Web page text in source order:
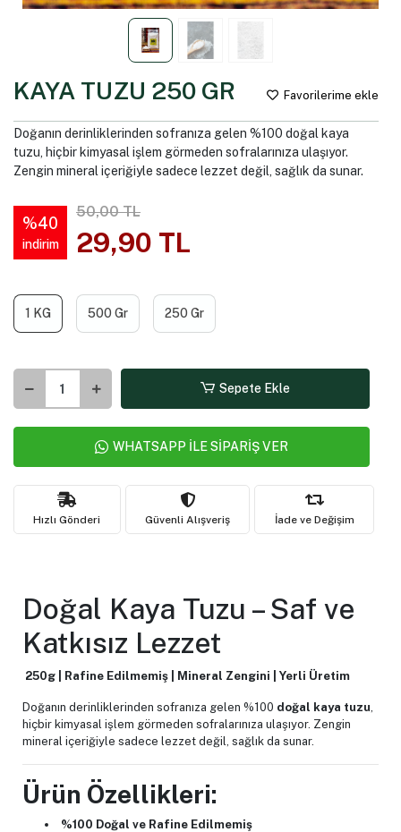
KAYA TUZU 250 GR Favorilerime ekle
Doğanın derinliklerinden sofranıza gelen %100 doğal kaya
tuzu, hiçbir kimyasal işlem görmeden sofralarınıza ulaşıyor.
Zengin mineral içeriğiyle sadece lezzet değil, sağlık da sunar.
%40
indirim
50,00 TL
29,90 TL
1 KG 500 Gr 250 Gr
Sepete Ekle
WHATSAPP İLE SİPARİŞ VER
Hızlı Gönderi Güvenli Alışveriş İade ve Değişim
Doğal Kaya Tuzu – Saf ve
Katkısız Lezzet
250g | Rafine Edilmemiş | Mineral Zengini | Yerli Üretim
Doğanın derinliklerinden sofranıza gelen %100 doğal kaya tuzu,
hiçbir kimyasal işlem görmeden sofralarınıza ulaşıyor. Zengin
mineral içeriğiyle sadece lezzet değil, sağlık da sunar.
Ürün Özellikleri:
%100 Doğal ve Rafine Edilmemiş